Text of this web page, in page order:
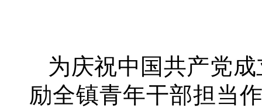
为庆祝中国共产党成
励全镇青年干部担当